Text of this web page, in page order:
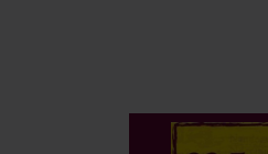
sistema de prevención del riesgo